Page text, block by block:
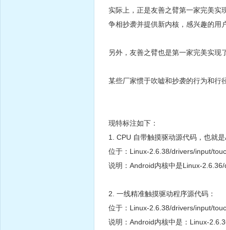
实际上，正是友善之臂第一家完美
争相抄袭并提供新内核，感兴趣的用
另外，友善之臂也是第一家完美实
某些厂家惯于吹嘘和抄袭的行为和行
现特标注如下：
1. CPU 自带触摸驱动源代码，也就
位于：Linux-2.6.38/drivers/input/
说明：Android内核中是Linux-
2. 一线精准触摸驱动程序源代码：
位于：Linux-2.6.38/drivers/input/
说明：Android内核中是：Linux-